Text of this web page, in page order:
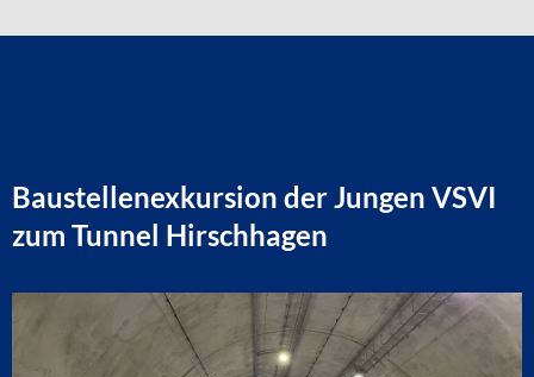
Baustellenexkursion der Jungen VSVI
zum Tunnel Hirschhagen